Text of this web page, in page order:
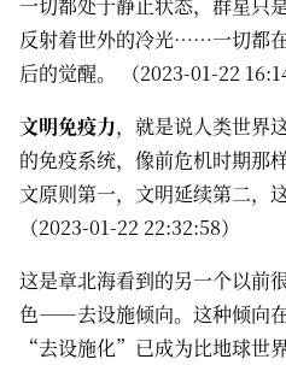
反射着世外的冷光……一切都
后的觉醒。 （2023-01-22
文明免疫力，就是说人类世界
的免疫系统，像前危机时期那
文原则第一，文明延续第二，
（2023-01-22 22:32:58）
这是章北海看到的另一个以前
色——去设施倾向。这种倾向
“去设施化”已成为比地球世